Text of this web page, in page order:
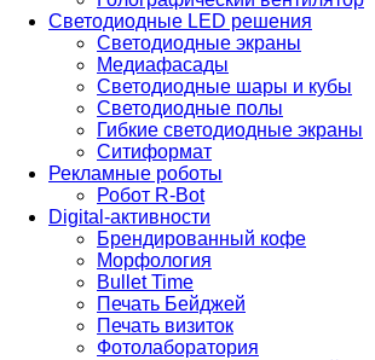
Светодиодные LED решения
Светодиодные экраны
Медиафасады
Светодиодные шары и кубы
Светодиодные полы
Гибкие светодиодные экраны
Ситиформат
Рекламные роботы
Робот R-Bot
Digital-активности
Брендированный кофе
Морфология
Bullet Time
Печать Бейджей
Печать визиток
Фотолаборатория